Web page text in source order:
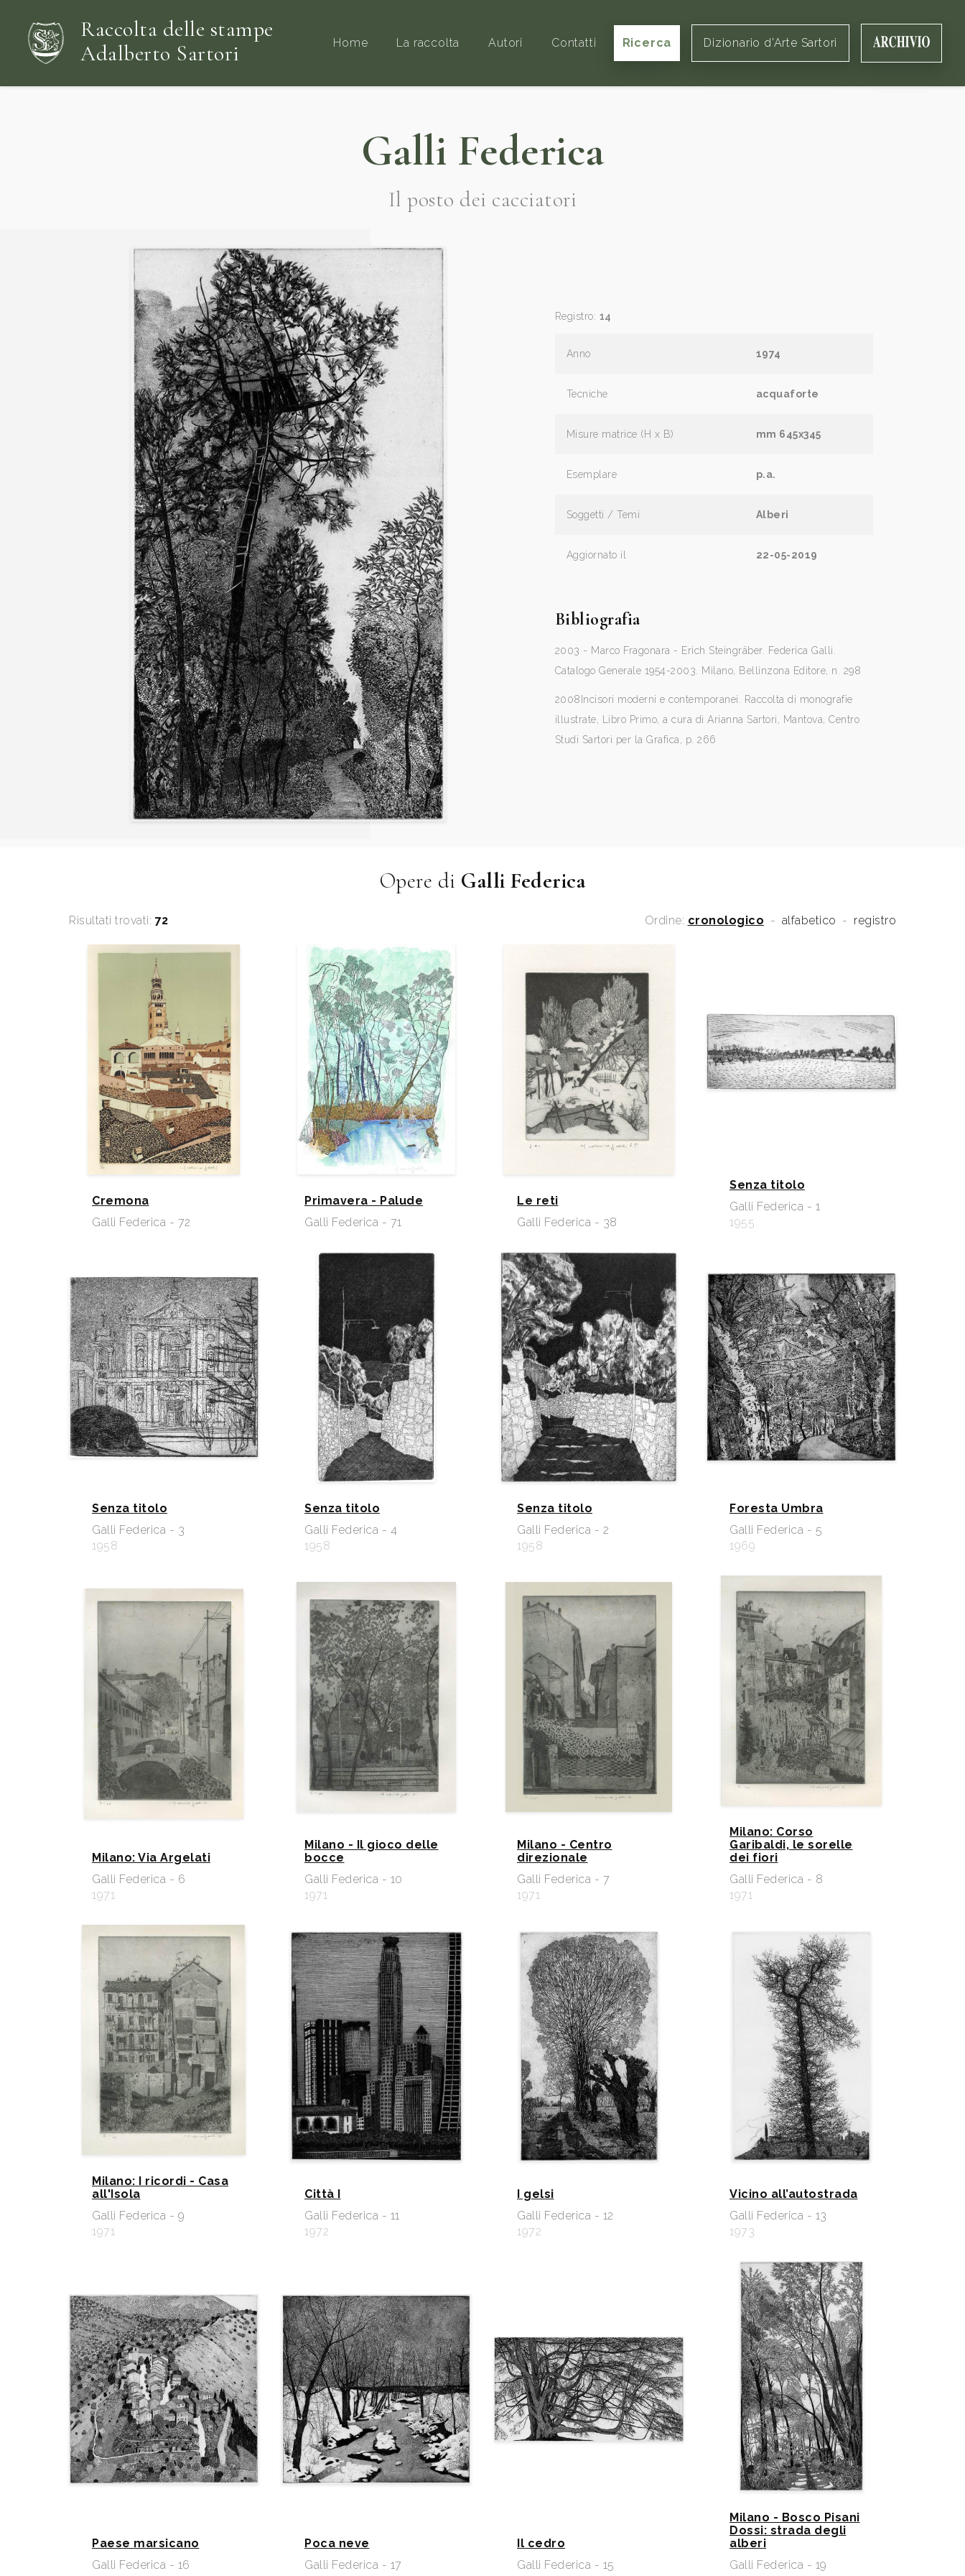
Raccolta delle stampe
Adalberto Sartori
Home La raccolta Autori Contatti Ricerca Dizionario d'Arte Sartori
Galli Federica
Il posto dei cacciatori
Registro: 14
Anno 1974
Tecniche acquaforte
Misure matrice (H x B) mm 645x345
Esemplare p.a.
Soggetti / Temi Alberi
Aggiornato il 22-05-2019
Bibliografia
2003 - Marco Fragonara - Erich Steingräber. Federica Galli.
Catalogo Generale 1954-2003. Milano, Bellinzona Editore, n. 298
2008Incisori moderni e contemporanei. Raccolta di monografie
illustrate, Libro Primo, a cura di Arianna Sartori, Mantova, Centro
Studi Sartori per la Grafica, p. 266
Opere di Galli Federica
Risultati trovati: 72 Ordine: cronologico - alfabetico - registro
Cremona
Galli Federica - 72
Primavera - Palude
Galli Federica - 71
Le reti
Galli Federica - 38
Senza titolo
Galli Federica - 1
1955
Senza titolo
Galli Federica - 3
1958
Senza titolo
Galli Federica - 4
1958
Senza titolo
Galli Federica - 2
1958
Foresta Umbra
Galli Federica - 5
1969
Milano: Via Argelati
Galli Federica - 6
1971
Milano - Il gioco delle
bocce
Galli Federica - 10
1971
Milano - Centro
direzionale
Galli Federica - 7
1971
Milano: Corso
Garibaldi, le sorelle
dei fiori
Galli Federica - 8
1971
Milano: I ricordi - Casa
all'Isola
Galli Federica - 9
1971
Città I
Galli Federica - 11
1972
I gelsi
Galli Federica - 12
1972
Vicino all’autostrada
Galli Federica - 13
1973
Paese marsicano
Galli Federica - 16
Poca neve
Galli Federica - 17
Il cedro
Galli Federica - 15
Milano - Bosco Pisani
Dossi: strada degli
alberi
Galli Federica - 19